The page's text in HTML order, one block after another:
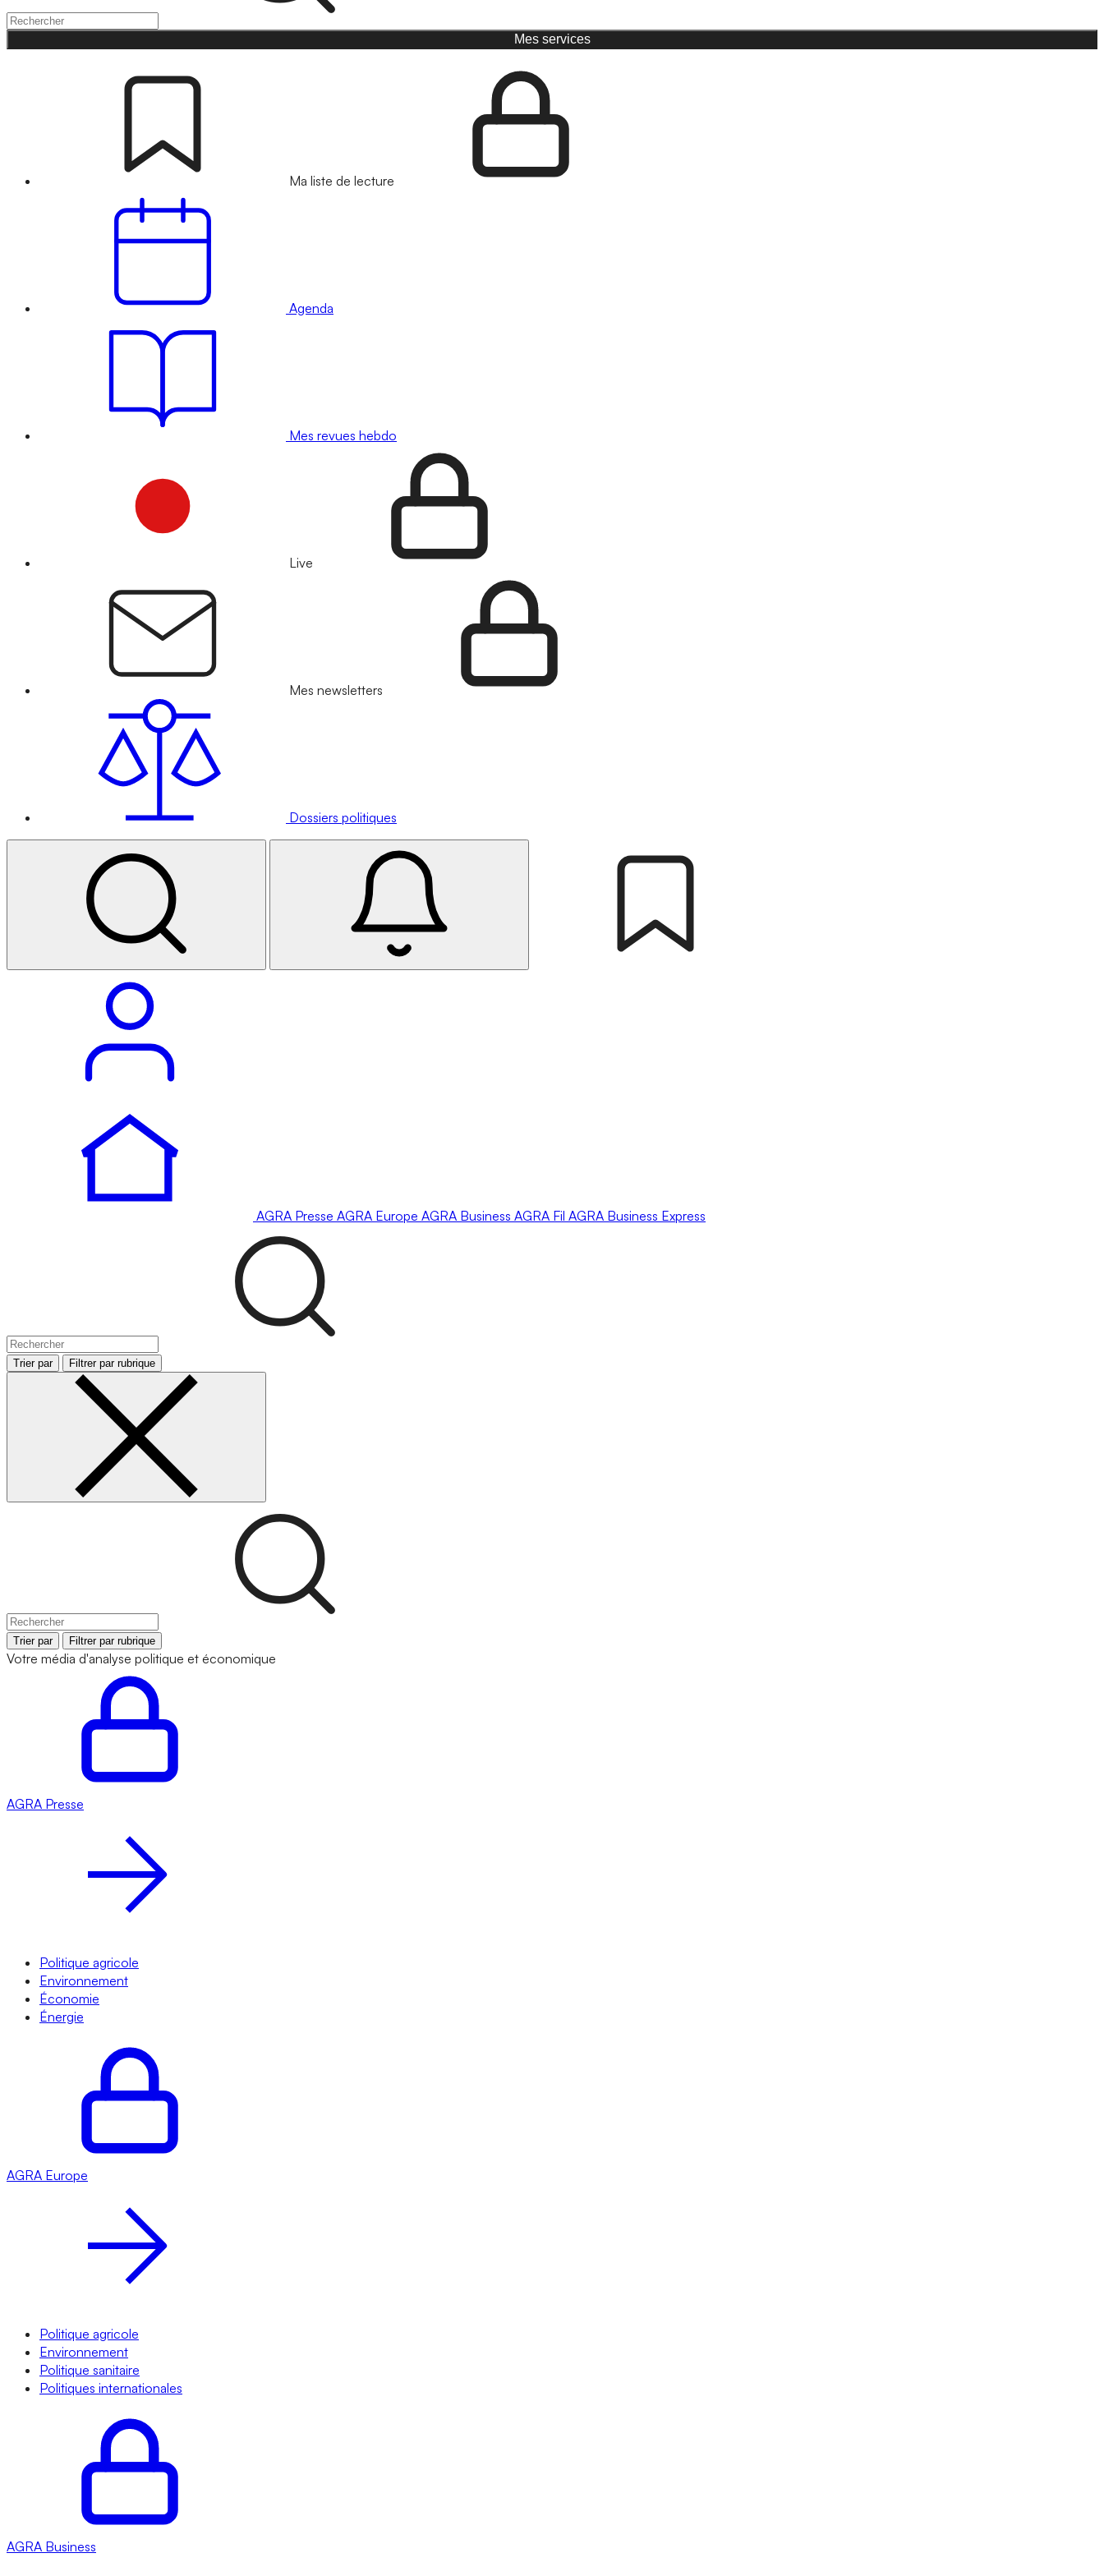
Mes services
Ma liste de lecture
Agenda
Mes revues hebdo
Live
Mes newsletters
Dossiers politiques
AGRA Presse AGRA Europe AGRA Business AGRA Fil AGRA Business Express
Trier par Filtrer par rubrique
Trier par Filtrer par rubrique
Votre média d'analyse politique et économique
AGRA Presse
Politique agricole
Environnement
Économie
Énergie
AGRA Europe
Politique agricole
Environnement
Politique sanitaire
Politiques internationales
AGRA Business